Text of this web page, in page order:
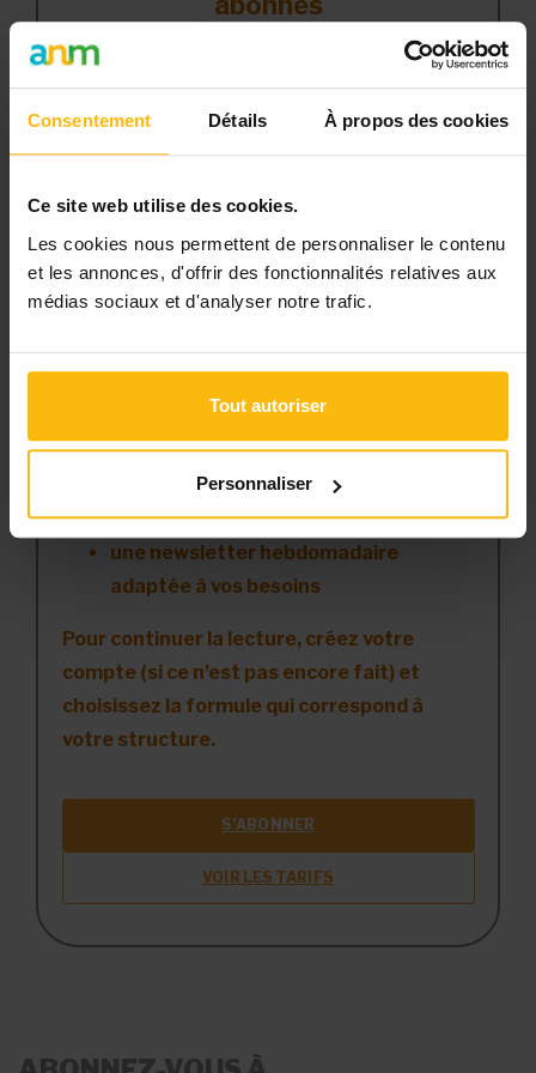
Consentement Détails À propos des cookies
Ce site web utilise des cookies.
Les cookies nous permettent de personnaliser le contenu
et les annonces, d'offrir des fonctionnalités relatives aux
médias sociaux et d'analyser notre trafic.
Tout autoriser
Personnaliser
L’abonnement MonASBL vous donne un
pratiques et à une expertise actualisée
Avec votre abonnement, vous bénéficiez de
l’accès libre à l’ensemble des contenus
des articles, dossiers et conseils
la veille sur les lois, règles et
jurisprudence
une boîte à outils avec des modèles et
ressources téléchargeables
une newsletter hebdomadaire
adaptée à vos besoins
Pour continuer la lecture, créez votre
compte (si ce n’est pas encore fait) et
choisissez la formule qui correspond à
votre structure.
S’ABONNER
VOIR LES TARIFS